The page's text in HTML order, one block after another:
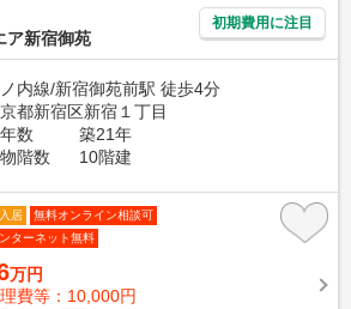
ア新宿御苑
初期費用に注目
内線/新宿御苑前駅 徒歩4分
都新宿区新宿１丁目
数
築21年
階数
10階建
居
無料オンライン相談可
ターネット無料
万円
費等：10,000円